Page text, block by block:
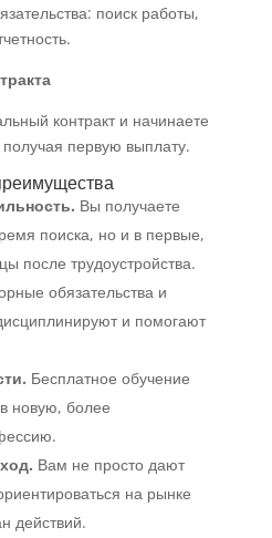
поиск работы,
контракт и начинаете
первую выплату.
Вы получаете
поиска, но и в первые,
после трудоустройства.
обязательства и
и помогают
Бесплатное обучение
новую, более
Вам не просто дают
на рынке
действий.